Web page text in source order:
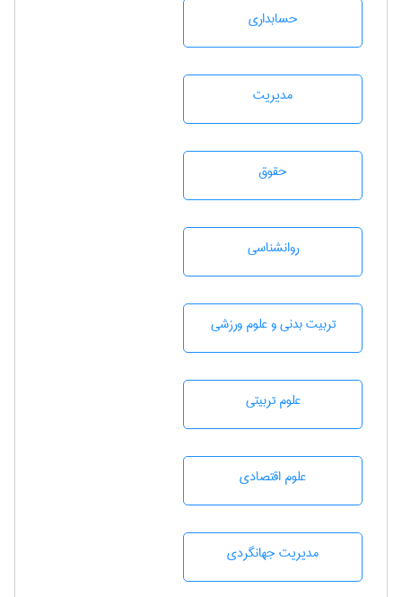
حسابداری
مديريت
حقوق
روانشناسی
تربيت بدنی و علوم ورزشی
علوم تربيتی
علوم اقتصادی
مديريت جهانگردی